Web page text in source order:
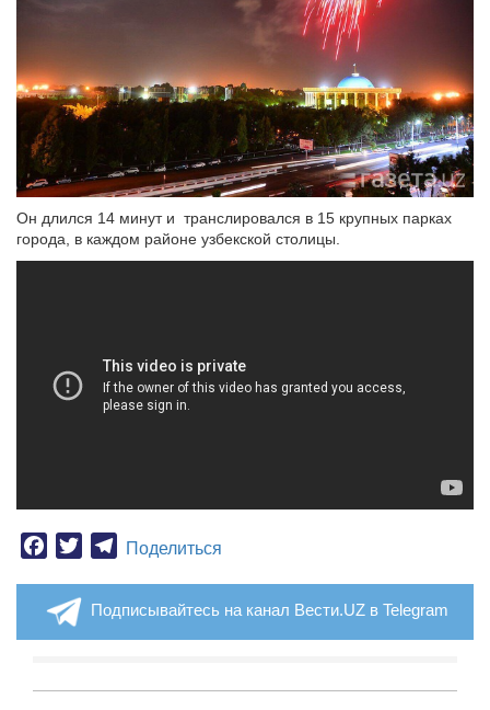
Он длился 14 минут и транслировался в 15 крупных парках
города, в каждом районе узбекской столицы.
Facebook
TwitterTelegram
Поделиться
Подписывайтесь на канал Вести.UZ в Telegram